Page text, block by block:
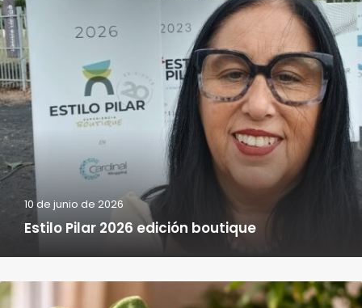
10 de junio de 2026
Estilo Pilar 2026 edición boutique